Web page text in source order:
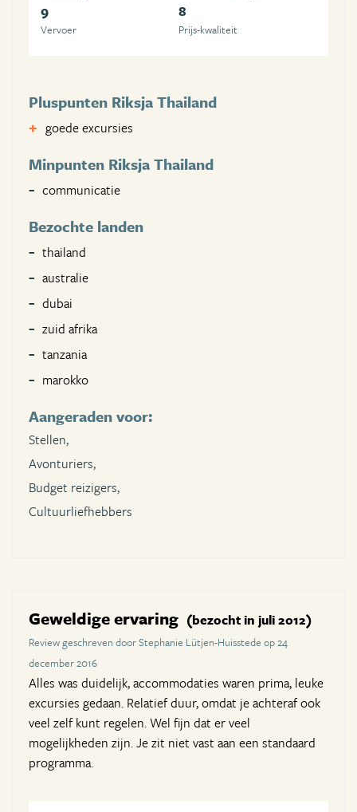
9
Vervoer
8
Prijs-kwaliteit
Pluspunten Riksja Thailand
goede excursies
Minpunten Riksja Thailand
communicatie
Bezochte landen
thailand
australie
dubai
zuid afrika
tanzania
marokko
Aangeraden voor:
Stellen,
Avonturiers,
Budget reizigers,
Cultuurliefhebbers
Geweldige ervaring (bezocht in juli 2012)
Review geschreven door Stephanie Lütjen-Huisstede op 24
december 2016
Alles was duidelijk, accommodaties waren prima, leuke
excursies gedaan. Relatief duur, omdat je achteraf ook
veel zelf kunt regelen. Wel fijn dat er veel
mogelijkheden zijn. Je zit niet vast aan een standaard
programma.